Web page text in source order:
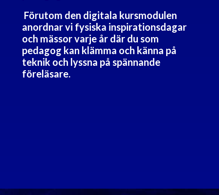
Förutom den digitala kursmodulen
anordnar vi fysiska inspirationsdagar
och mässor varje år där du som
pedagog kan klämma och känna på
teknik och lyssna på spännande
föreläsare.